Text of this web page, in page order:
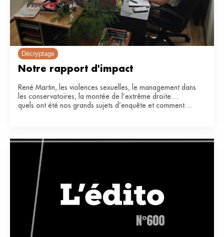
Décryptage
Notre rapport d'impact
René Martin, les violences sexuelles, le management dans
les conservatoires, la montée de l’extrême droite…
quels ont été nos grands sujets d’enquête et comment